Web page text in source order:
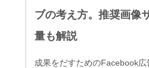
ブの考え方。推奨画像
量も解説
成果をだすためのFacebook